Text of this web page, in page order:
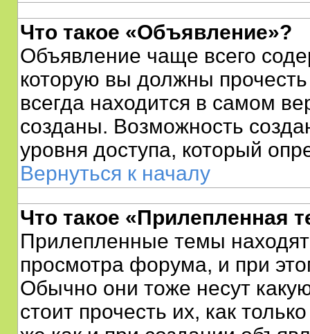
Что такое «Объявление»?
Объявление чаще всего
которую вы должны
всегда находится в самом
созданы. Возможность
уровня доступа, который
Вернуться к началу
Что такое «Прилепленная
Прилепленные темы
просмотра форума, и при
Обычно они тоже несут
стоит прочесть их, как